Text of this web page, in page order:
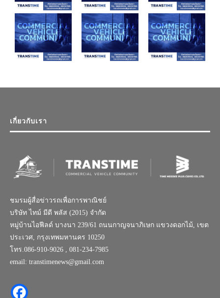
เกี่ยวกับเรา
ชมรมผู้สื่อข่าวรถเพื่อการพาณิชย์
บริษัท ไทม์ มีดี พลัส (2015) จำกัด
หมู่บ้านไอฟีลด์ บางนา 239/61 ถนนกาญจนาภิเษก แขวงดอกไม้, เขต
ประเวศ, กรุงเทพมหานคร 10250
โทร.086-910-9026 , 081-234-7985
email: transtimenews@gmail.com